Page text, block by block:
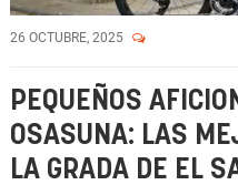
26 OCTUBRE, 2025
PEQUEÑOS
OSASUNA: LAS
LA GRADA DE EL